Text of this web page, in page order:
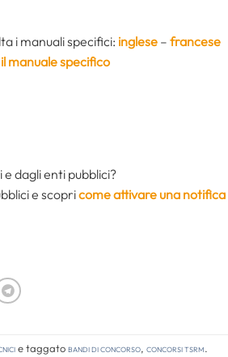
i manuali specifici: inglese – francese
manuale specifico
dagli enti pubblici?
e scopricome attivare una notifica
e taggatobandi di concorso, concorsi tsrm.